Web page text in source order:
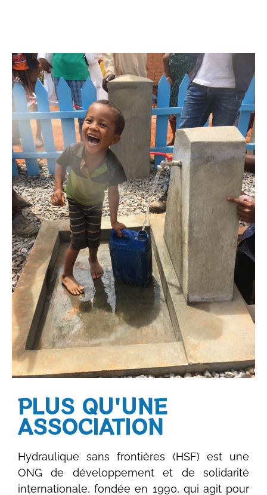
la Journée thématique et l’Assemblée
Générale d’Hydraulique Sans
Frontières se tiendront les 24 et 25
avril 2026 à la Maison des
associations – 67 rue Saint-François-
de-Sales – 73000 Chambéry
PLUS QU'UNE
ASSOCIATION
Hydraulique sans frontières (HSF) est une
ONG de développement et de solidarité
internationale, fondée en 1990, qui agit pour